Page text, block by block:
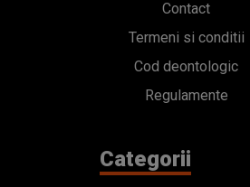
Contact
Termeni si conditii
Cod deontologic
Regulamente
Categorii